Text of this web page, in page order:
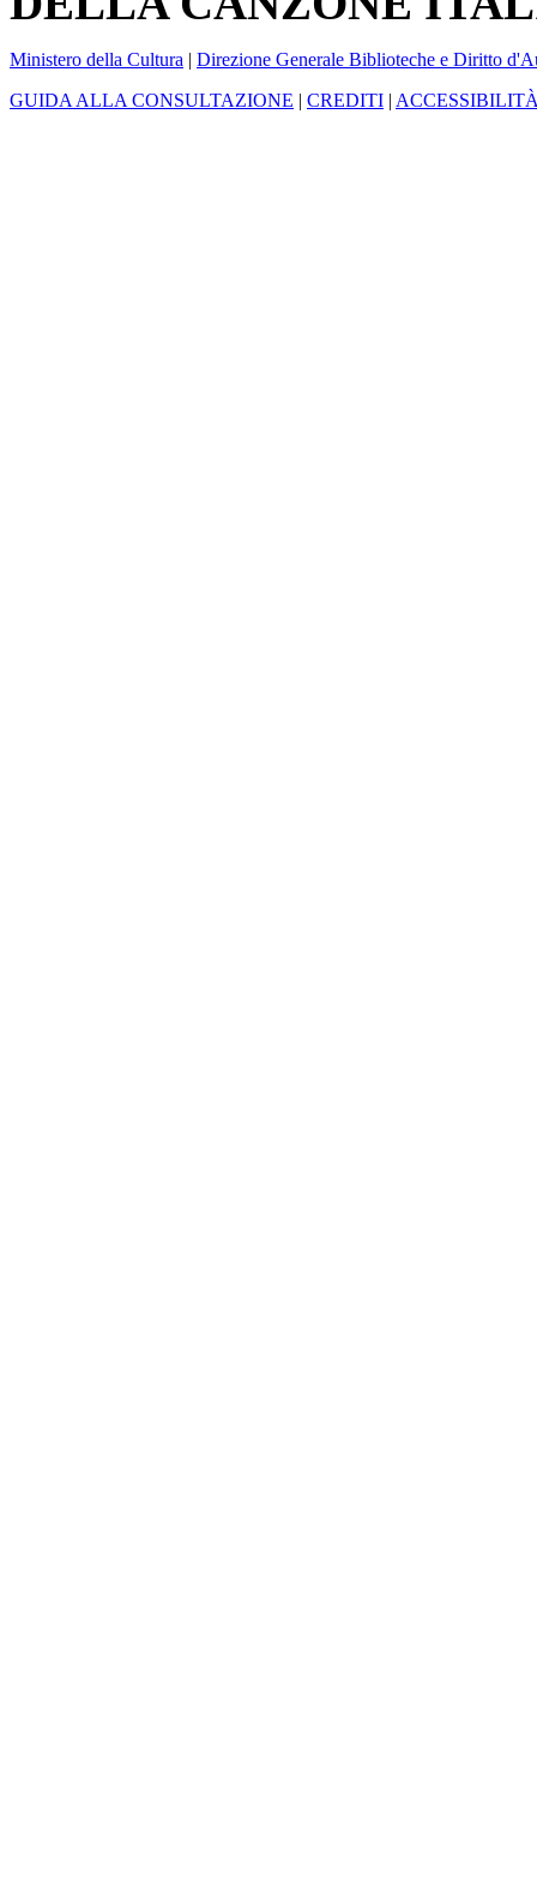
Ministero della Cultura | Direzione Generale Biblioteche e Diritto
GUIDA ALLA CONSULTAZIONE | CREDITI |